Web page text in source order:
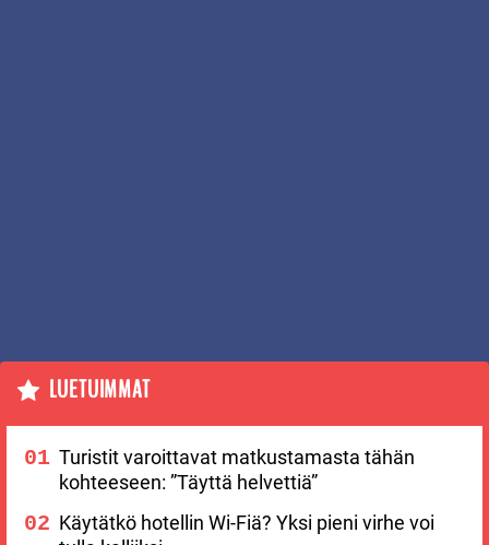
LUETUIMMAT
Turistit varoittavat matkustamasta tähän
kohteeseen: ”Täyttä helvettiä”
Käytätkö hotellin Wi-Fiä? Yksi pieni virhe voi